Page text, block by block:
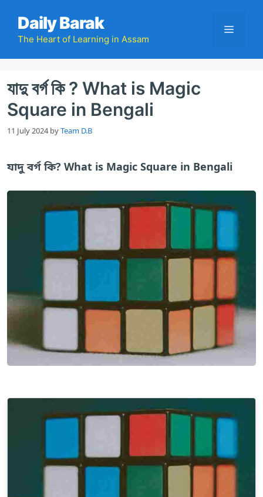
content
Daily Barak
The Heart of Learning in Assam
Menu
যাদু বর্গ কি ? What is Magic
Square in Bengali
11 July 2024 byTeam D.B
যাদু বর্গ কি? What is Magic Square in Bengali